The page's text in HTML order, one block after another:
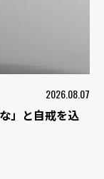
2026.08.07
」と自戒を込